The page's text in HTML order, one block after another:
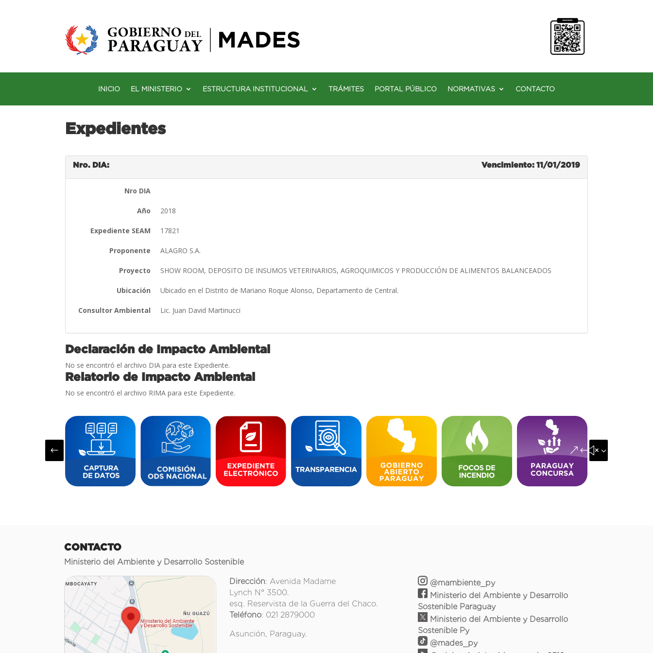
INICIO EL MINISTERIO ESTRUCTURA INSTITUCIONAL TRÁMITES PORTAL PÚBLICO NORMATIVAS CONTACTO
Expedientes
Nro. DIA: Vencimiento: 11/01/2019
Nro DIA
Año 2018
Expediente SEAM 17821
Proponente ALAGRO S.A.
Proyecto SHOW ROOM, DEPOSITO DE INSUMOS VETERINARIOS, AGROQUIMICOS Y PRODUCCIÓN DE ALIMENTOS BALANCEADOS
Ubicación Ubicado en el Distrito de Mariano Roque Alonso, Departamento de Central.
Consultor Ambiental Lic. Juan David Martinucci
Declaración de Impacto Ambiental
No se encontró el archivo DIA para este Expediente.
Relatorio de Impacto Ambiental
No se encontró el archivo RIMA para este Expediente.
# &#x35;
CONTACTO
Ministerio del Ambiente y Desarrollo Sostenible
Dirección: Avenida Madame
Lynch N° 3500.
esq. Reservista de la Guerra del Chaco.
Teléfono: 021 2879000
Asunción, Paraguay.
@mambiente_py
Ministerio del Ambiente y Desarrollo
Sostenible Paraguay
Ministerio del Ambiente y Desarrollo
Sostenible Py
@mades_py